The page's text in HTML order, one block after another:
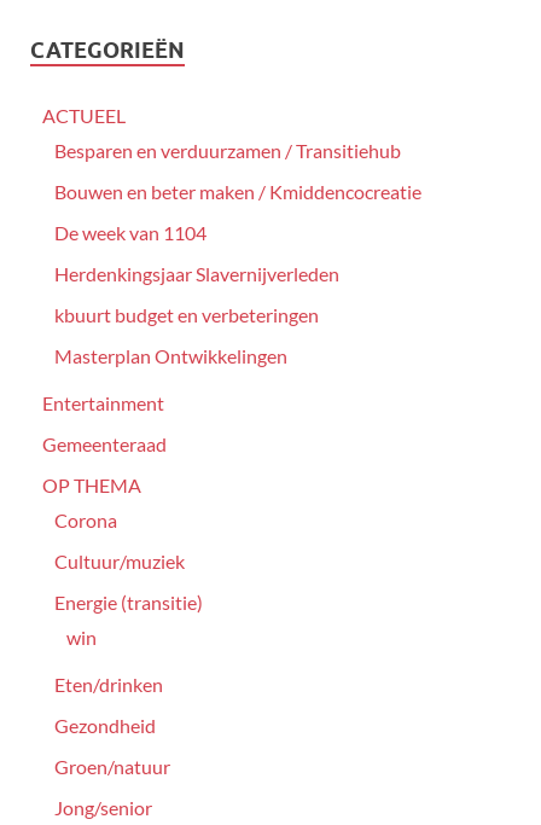
CATEGORIEËN
ACTUEEL
Besparen en verduurzamen / Transitiehub
Bouwen en beter maken / Kmiddencocreatie
De week van 1104
Herdenkingsjaar Slavernijverleden
kbuurt budget en verbeteringen
Masterplan Ontwikkelingen
Entertainment
Gemeenteraad
OP THEMA
Corona
Cultuur/muziek
Energie (transitie)
win
Eten/drinken
Gezondheid
Groen/natuur
Jong/senior